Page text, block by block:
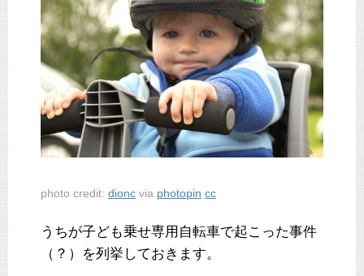
photo credit: dionc via photopin cc
うちが子ども乗せ専用自転車で起こった事件
（？）を列挙しておきます。